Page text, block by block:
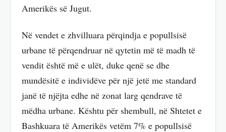
Amerikës së Jugut.
Në vendet e zhvilluara përqindja e popullsisë
urbane të përqendruar në qytetin më të madh të
vendit është më e ulët, duke qenë se dhe
mundësitë e individëve për një jetë me standard
janë të njëjta edhe në zonat larg qendrave të
mëdha urbane. Kështu për shembull, në Shtetet e
Bashkuara të Amerikës vetëm 7% e popullsisë